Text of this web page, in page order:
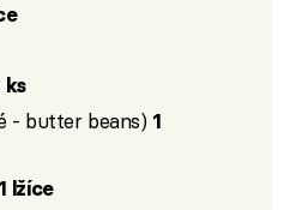
ks
- butter beans) 1
1 lžíce